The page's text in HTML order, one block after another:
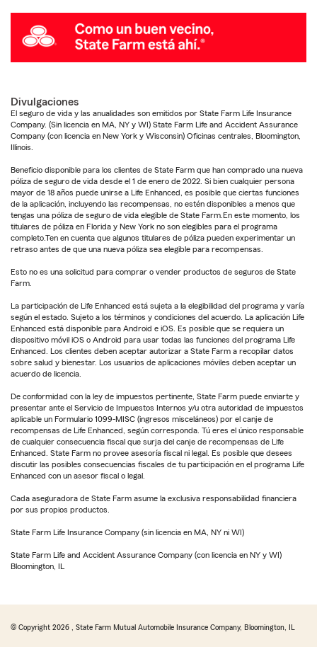
Divulgaciones
El seguro de vida y las anualidades son emitidos por State Farm Life Insurance
Company. (Sin licencia en MA, NY y WI) State Farm Life and Accident Assurance
Company (con licencia en New York y Wisconsin) Oficinas centrales, Bloomington,
Illinois.
Beneficio disponible para los clientes de State Farm que han comprado una nueva
póliza de seguro de vida desde el 1 de enero de 2022. Si bien cualquier persona
mayor de 18 años puede unirse a Life Enhanced, es posible que ciertas funciones
de la aplicación, incluyendo las recompensas, no estén disponibles a menos que
tengas una póliza de seguro de vida elegible de State Farm.En este momento, los
titulares de póliza en Florida y New York no son elegibles para el programa
completo.Ten en cuenta que algunos titulares de póliza pueden experimentar un
retraso antes de que una nueva póliza sea elegible para recompensas.
Esto no es una solicitud para comprar o vender productos de seguros de State
Farm.
La participación de Life Enhanced está sujeta a la elegibilidad del programa y varía
según el estado. Sujeto a los términos y condiciones del acuerdo. La aplicación Life
Enhanced está disponible para Android e iOS. Es posible que se requiera un
dispositivo móvil iOS o Android para usar todas las funciones del programa Life
Enhanced. Los clientes deben aceptar autorizar a State Farm a recopilar datos
sobre salud y bienestar. Los usuarios de aplicaciones móviles deben aceptar un
acuerdo de licencia.
De conformidad con la ley de impuestos pertinente, State Farm puede enviarte y
presentar ante el Servicio de Impuestos Internos y/u otra autoridad de impuestos
aplicable un Formulario 1099-MISC (ingresos misceláneos) por el canje de
recompensas de Life Enhanced, según corresponda. Tú eres el único responsable
de cualquier consecuencia fiscal que surja del canje de recompensas de Life
Enhanced. State Farm no provee asesoría fiscal ni legal. Es posible que desees
discutir las posibles consecuencias fiscales de tu participación en el programa Life
Enhanced con un asesor fiscal o legal.
Cada aseguradora de State Farm asume la exclusiva responsabilidad financiera
por sus propios productos.
State Farm Life Insurance Company (sin licencia en MA, NY ni WI)
State Farm Life and Accident Assurance Company (con licencia en NY y WI)
Bloomington, IL
© Copyright 2026 , State Farm Mutual Automobile Insurance Company, Bloomington, IL